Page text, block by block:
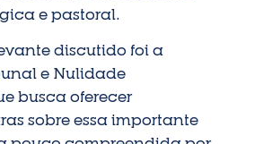
e pastoral.
discutido foi a
e Nulidade
busca oferecer
sobre essa importante